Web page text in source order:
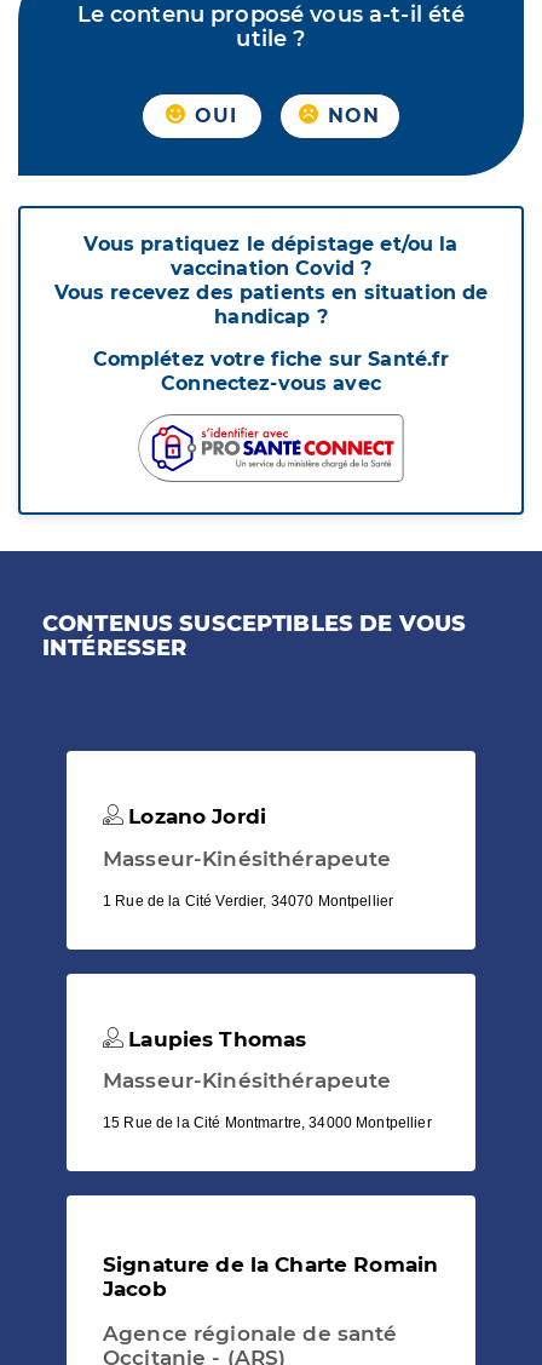
Le contenu proposé vous a-t-il été
utile ?
OUI NON
Vous pratiquez le dépistage et/ou la
vaccination Covid ?
Vous recevez des patients en situation de
handicap ?
Complétez votre fiche sur Santé.fr
Connectez-vous avec
CONTENUS SUSCEPTIBLES DE VOUS
INTÉRESSER
Lozano Jordi
Masseur-Kinésithérapeute
1 Rue de la Cité Verdier, 34070 Montpellier
Laupies Thomas
Masseur-Kinésithérapeute
15 Rue de la Cité Montmartre, 34000 Montpellier
Signature de la Charte Romain
Jacob
Agence régionale de santé
Occitanie - (ARS)